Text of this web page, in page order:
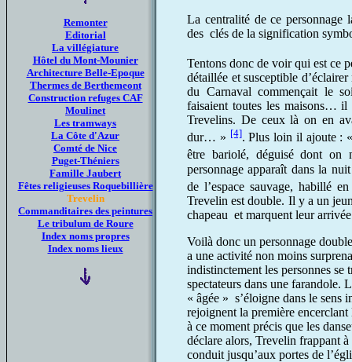
Remonter
Editorial
La villégiature
Hôtel du Mont-Mounier
Architecture Belle-Epoque
Thermes de Berthemeont
Construction refuges CAF
Moulinet
Les tramways
La Côte d'Azur
Comté de Nice
Puget-Théniers
Famille Jaubert
Fêtes religieuses Roquebillière
Trevelin
Commanditaires des peintures
Le tribulum de Roure
Index noms propres
Index noms lieux
La centralité de ce personnage
des clés de la signification
Tentons donc de voir qui est ce
détaillée et susceptible
du Carnaval commençait le
faisaient toutes les maisons… il
Trevelins. De ceux là on en
dur… » [4]. Plus loin il ajoute :
être bariolé, déguisé dont
personnage apparaît dans la
de l’espace sauvage, habillé
Trevelin est double. Il y a un
chapeau et marquent leur
Voilà donc un personnage
a une activité non moins
indistinctement les personnes
spectateurs dans une farandole.
« âgée » s’éloigne dans le sens
rejoignent la première encerclant
à ce moment précis que les
déclare alors, Trevelin frappant
conduit jusqu’aux portes de